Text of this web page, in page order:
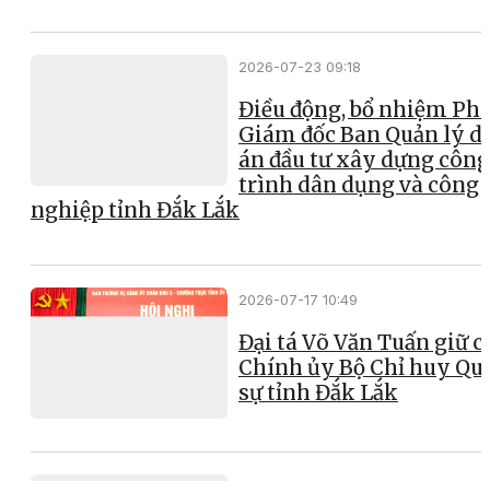
2026-07-23 09:18
Điều động, bổ nhiệm
Giám đốc Ban Quản lý
án đầu tư xây dựng công
trình dân dụng và công
nghiệp tỉnh Đắk Lắk
2026-07-17 10:49
Đại tá Võ Văn Tuấn giữ
Chính ủy Bộ Chỉ huy
sự tỉnh Đắk Lắk